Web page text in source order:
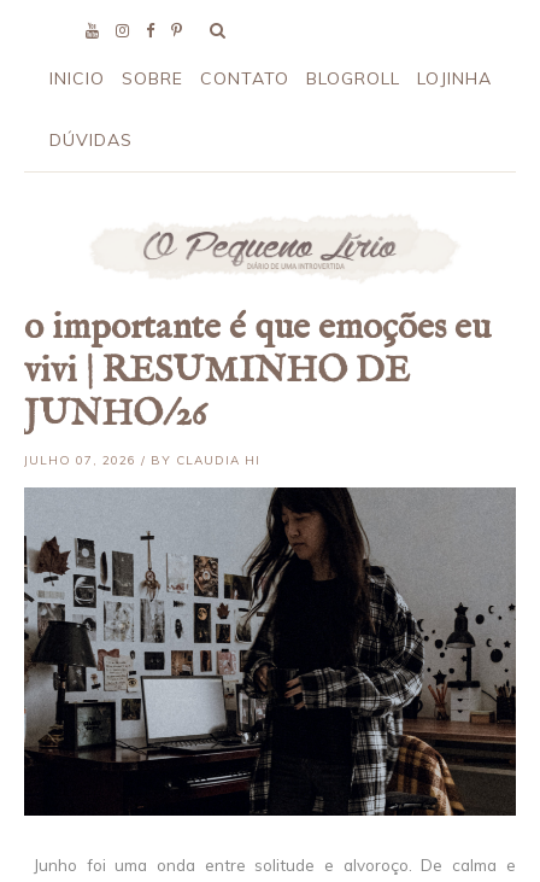
INICIO SOBRE CONTATO BLOGROLL LOJINHA
DÚVIDAS
o importante é que emoções eu
vivi | RESUMINHO DE
JUNHO/26
JULHO 07, 2026 / BY CLAUDIA HI
Junho foi uma onda entre solitude e alvoroço. De calma e